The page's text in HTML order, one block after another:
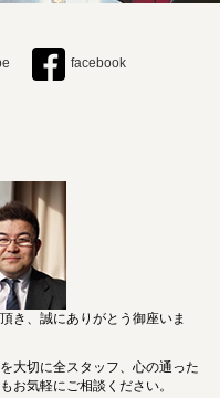
facebook
き、誠にありがとう御座いま
大切に全スタッフ、心の通った
お気軽にご相談ください。